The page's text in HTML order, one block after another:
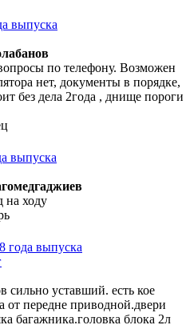
по телефону. Возможен
нет, документы в порядке,
без дела 2года , днище пороги
на ходу
сильно уставший. есть кое
от передне приводной.двери
багажника.головка блока 2л